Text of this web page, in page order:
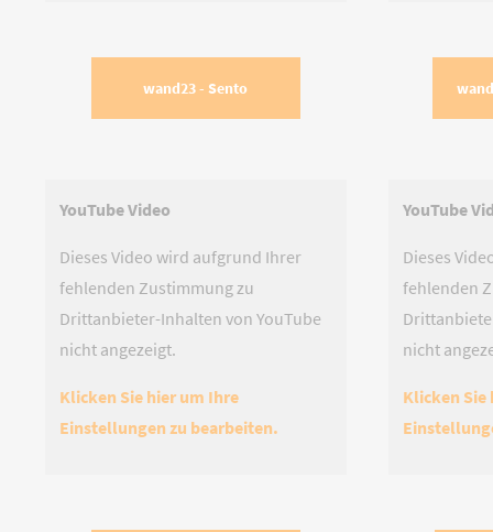
wand23 - Sento
YouTube Video
Dieses Video wird aufgrund Ihrer
fehlenden Zustimmung zu
Drittanbieter-Inhalten von YouTube
nicht angezeigt.
Klicken Sie hier um Ihre
Einstellungen zu bearbeiten.
YouTube
Dieses
fehlenden
nicht
Klicken Sie